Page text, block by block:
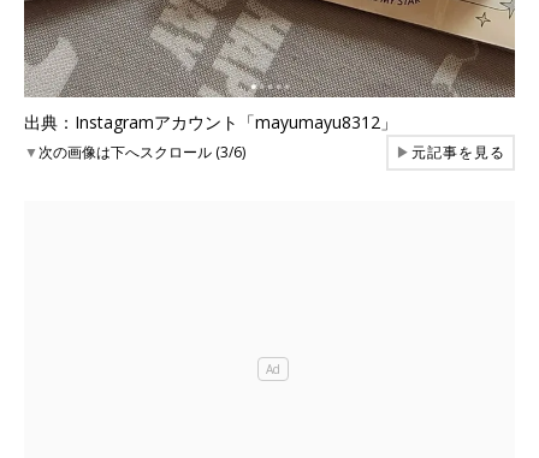
出典：Instagramアカウント「mayumayu8312」
▼次の画像は下へスクロール (3/6) ▶元記事を見る